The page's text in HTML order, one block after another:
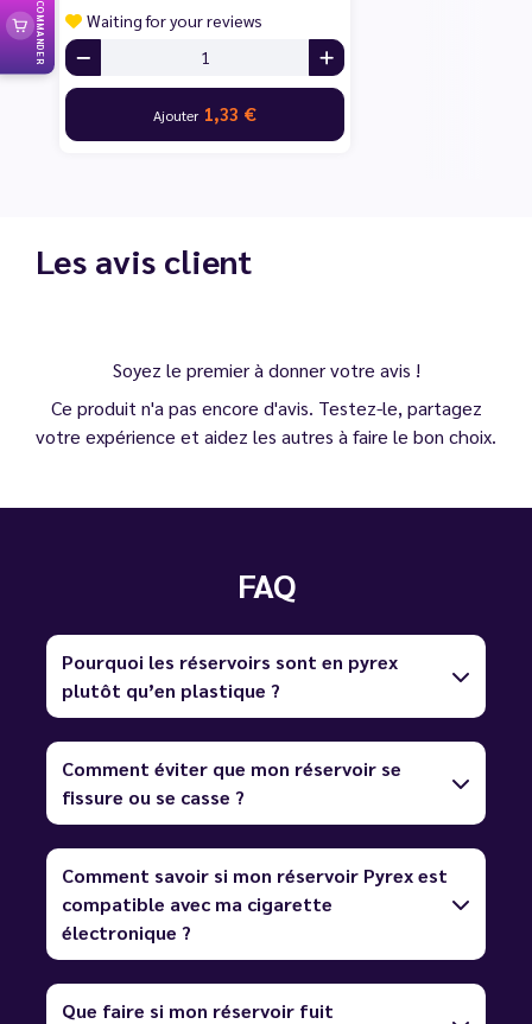
Waiting for your reviews
Ajouter 1,33 €
Les avis client
Soyez le premier à donner votre avis !
Ce produit n'a pas encore d'avis. Testez-le, partagez
votre expérience et aidez les autres à faire le bon choix.
FAQ
Pourquoi les réservoirs sont en pyrex
plutôt qu’en plastique ?
Comment éviter que mon réservoir se
fissure ou se casse ?
Comment savoir si mon réservoir Pyrex est
compatible avec ma cigarette
électronique ?
Que faire si mon réservoir fuit
RECOMMANDER